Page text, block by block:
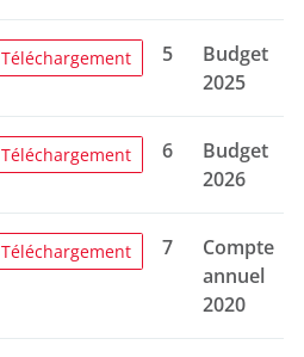
Téléchargement 5
Budget
2025
Téléchargement 6
Budget
2026
Téléchargement 7
Compte
annuel
2020